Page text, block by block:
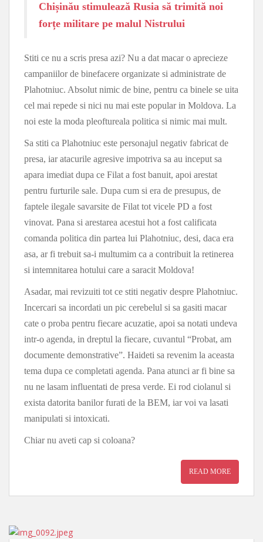
Chișinău stimulează Rusia să trimită noi
forțe militare pe malul Nistrului
Stiti ce nu a scris presa azi? Nu a dat macar o aprecieze
campaniilor de binefacere organizate si administrate de
Plahotniuc. Absolut nimic de bine, pentru ca binele se uita
cel mai repede si nici nu mai este popular in Moldova. La
noi este la moda pleoftureala politica si nimic mai mult.
Sa stiti ca Plahotniuc este personajul negativ fabricat de
presa, iar atacurile agresive impotriva sa au inceput sa
apara imediat dupa ce Filat a fost banuit, apoi arestat
pentru furturile sale. Dupa cum si era de presupus, de
faptele ilegale savarsite de Filat tot vicele PD a fost
vinovat. Pana si arestarea acestui hot a fost calificata
comanda politica din partea lui Plahotniuc, desi, daca era
asa, ar fi trebuit sa-i multumim ca a contribuit la retinerea
si intemnitarea hotului care a saracit Moldova!
Asadar, mai revizuiti tot ce stiti negativ despre Plahotniuc.
Incercari sa incordati un pic cerebelul si sa gasiti macar
cate o proba pentru fiecare acuzatie, apoi sa notati undeva
intr-o agenda, in dreptul la fiecare, cuvantul “Probat, am
documente demonstrative”. Haideti sa revenim la aceasta
tema dupa ce completati agenda. Pana atunci ar fi bine sa
nu ne lasam influentati de presa verde. Ei rod ciolanul si
exista datorita banilor furati de la BEM, iar voi va lasati
manipulati si intoxicati.
Chiar nu aveti cap si coloana?
READ MORE